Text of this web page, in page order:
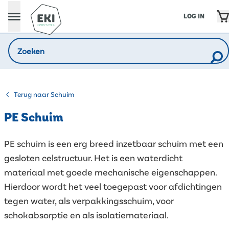
LOG IN
Terug naar Schuim
PE Schuim
PE schuim is een erg breed inzetbaar schuim met een
gesloten celstructuur. Het is een waterdicht
materiaal met goede mechanische eigenschappen.
Hierdoor wordt het veel toegepast voor afdichtingen
tegen water, als verpakkingsschuim, voor
schokabsorptie en als isolatiemateriaal.